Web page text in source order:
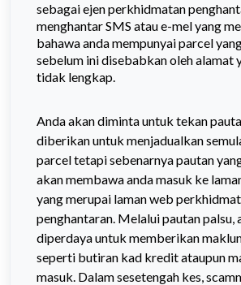
sebagai ejen perkhidmatan
menghantar SMS atau e-mel yang
bahawa anda mempunyai parcel
sebelum ini disebabkan oleh alamat
tidak lengkap.
Anda akan diminta untuk tekan
diberikan untuk menjadualkan
parcel tetapi sebenarnya pautan
akan membawa anda masuk ke
yang merupai laman web
penghantaran. Melalui pautan palsu,
diperdaya untuk memberikan
seperti butiran kad kredit ataupun
masuk. Dalam sesetengah kes,